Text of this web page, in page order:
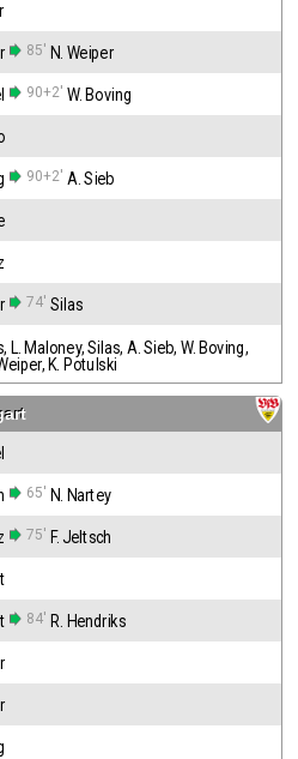
85' N. Weiper
90+2' W. Boving
90+2' A. Sieb
74' Silas
, L. Maloney,Silas, A. Sieb, W. Boving,
, K. Potulski
65' N. Nartey
75' F. Jeltsch
84' R. Hendriks